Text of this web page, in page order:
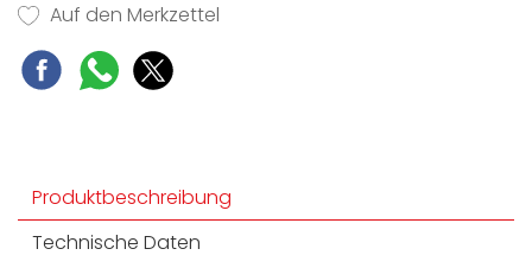
Sprachsteuerung über Google Assistant
ProSteam® - Auffrischfunktion mit Dampf
Auf den Merkzettel
Produktbeschreibung
Technische Daten